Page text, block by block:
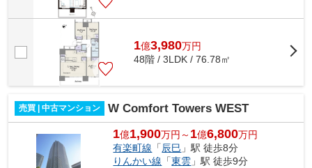
1億3,980万円
48階 / 3LDK / 76.78㎡
売買 | 中古マンション W Comfort Towers WEST
1億1,900万円～ 1億6,800万円
有楽町線 「 辰巳 」駅 徒歩8分
りんかい線 「東雲 」駅 徒歩9分